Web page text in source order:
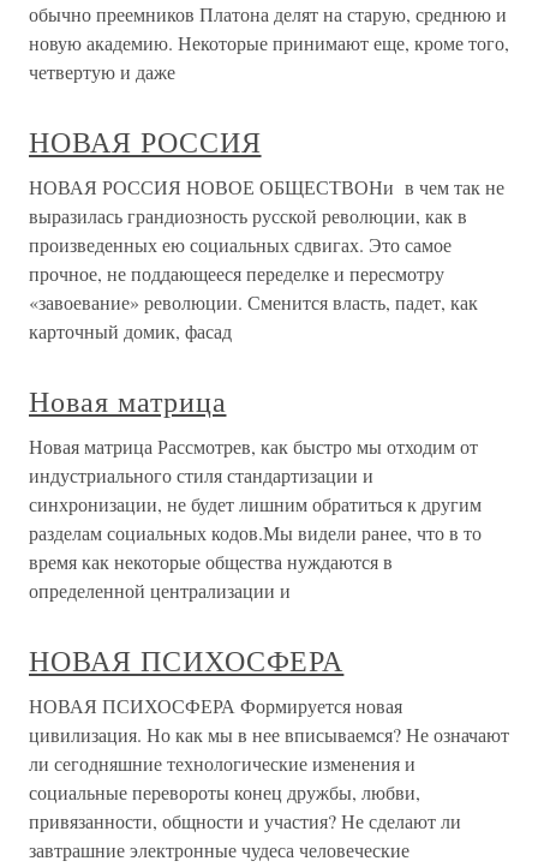
обычно преемников Платона делят на старую, среднюю и
новую академию. Некоторые принимают еще, кроме того,
четвертую и даже
НОВАЯ РОССИЯ
НОВАЯ РОССИЯ НОВОЕ ОБЩЕСТВОНи в чем так не
выразилась грандиозность русской революции, как в
произведенных ею социальных сдвигах. Это самое
прочное, не поддающееся переделке и пересмотру
«завоевание» революции. Сменится власть, падет, как
карточный домик, фасад
Новая матрица
Новая матрица Рассмотрев, как быстро мы отходим от
индустриального стиля стандартизации и
синхронизации, не будет лишним обратиться к другим
разделам социальных кодов.Мы видели ранее, что в то
время как некоторые общества нуждаются в
определенной централизации и
НОВАЯ ПСИХОСФЕРА
НОВАЯ ПСИХОСФЕРА Формируется новая
цивилизация. Но как мы в нее вписываемся? Не означают
ли сегодняшние технологические изменения и
социальные перевороты конец дружбы, любви,
привязанности, общности и участия? Не сделают ли
завтрашние электронные чудеса человеческие